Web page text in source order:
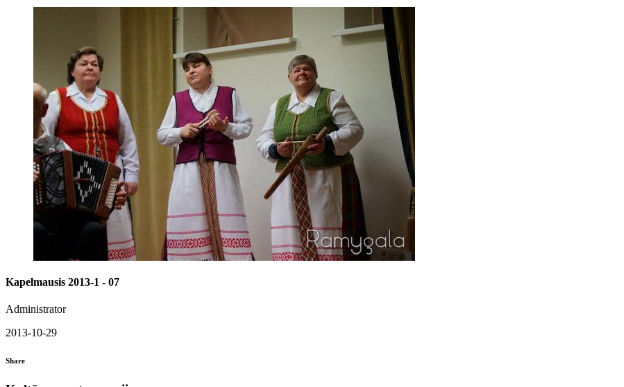
Kapelmausis 2013-1 - 07
Administrator
2013-10-29
Share